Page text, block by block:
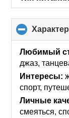
Любимый
джаз,
Интересы:
спорт,
Личные
смеяться,